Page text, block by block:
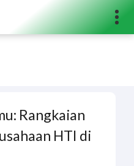
Rangkaian
HTI di